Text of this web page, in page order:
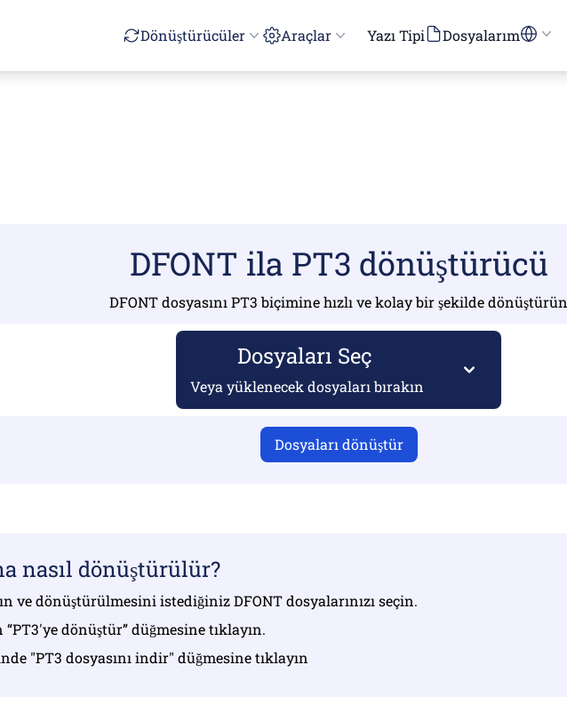
Dönüştürücüler Araçlar Yazı Tipi Dosyalarım
DFONT ila PT3 dönüştürücü
DFONT dosyasını PT3 biçimine hızlı ve kolay bir şekilde dönüştürün
Dosyaları Seç
Veya yüklenecek dosyaları bırakın
Dosyaları dönüştür
nasıl dönüştürülür?
ve dönüştürülmesini istediğiniz DFONT dosyalarınızı seçin.
dönüştür” düğmesine tıklayın.
"PT3 dosyasını indir" düğmesine tıklayın